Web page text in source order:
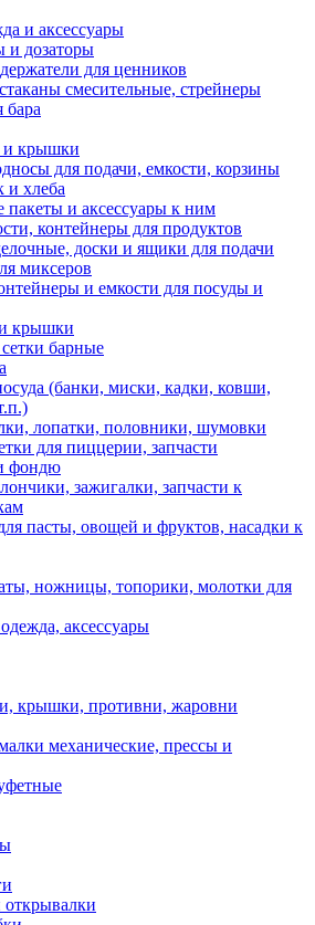
и аксессуары
и дозаторы
для ценников
смесительные, стрейнеры
бара
и крышки
для подачи, емкости, корзины
и хлеба
и аксессуары к ним
контейнеры для продуктов
доски и ящики для подачи
миксеров
и емкости для посуды и
крышки
барные
(банки, миски, кадки, ковши,
лопатки, половники, шумовки
для пиццерии, запчасти
фондю
зажигалки, запчасти к
пасты, овощей и фруктов, насадки к
ножницы, топорики, молотки для
аксессуары
крышки, противни, жаровни
механические, прессы и